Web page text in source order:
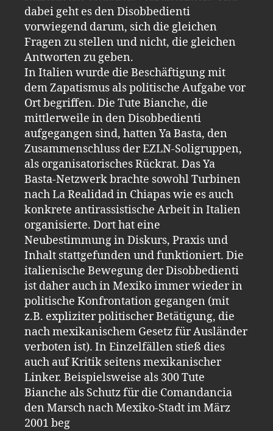
dabei geht es den Disobbedienti
vorwiegend darum, sich die gleichen
Fragen zu stellen und nicht, die gleichen
Antworten zu geben.
In Italien wurde die Beschäftigung mit
dem Zapatismus als politische Aufgabe vor
Ort begriffen. Die Tute Bianche, die
mittlerweile in den Disobbedienti
aufgegangen sind, hatten Ya Basta, den
Zusammenschluss der EZLN-Soligruppen,
als organisatorisches Rückrat. Das Ya
Basta-Netzwerk brachte sowohl Turbinen
nach La Realidad in Chiapas wie es auch
konkrete antirassistische Arbeit in Italien
organisierte. Dort hat eine
Neubestimmung in Diskurs, Praxis und
Inhalt stattgefunden und funktioniert. Die
italienische Bewegung der Disobbedienti
ist daher auch in Mexiko immer wieder in
politische Konfrontation gegangen (mit
z.B. expliziter politischer Betätigung, die
nach mexikanischem Gesetz für Ausländer
verboten ist). In Einzelfällen stieß dies
auch auf Kritik seitens mexikanischer
Linker. Beispielsweise als 300 Tute
Bianche als Schutz für die Comandancia
den Marsch nach Mexiko-Stadt im März
2001 beg